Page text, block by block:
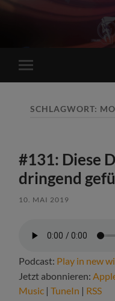
Mobile-
Menü
SCHLAGWORT:
#131: Diese
dringend
10. MAI 2019
Podcast: Play in new
Jetzt abonnieren:
Music |TuneIn | RSS